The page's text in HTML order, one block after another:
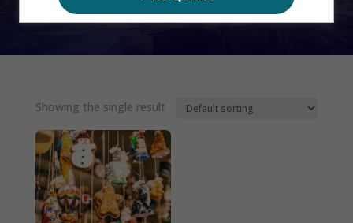
produtos
Showing the single result